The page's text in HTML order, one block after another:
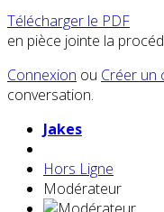
Télécharger le PDF
en pièce jointe la
Connexion ou Créer un
conversation.
Jakes
Hors Ligne
Modérateur